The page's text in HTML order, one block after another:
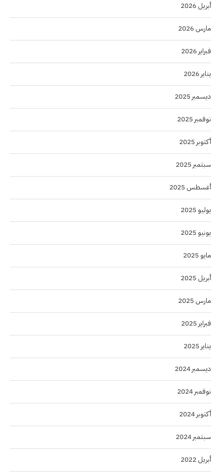
أبريل 2026
مارس 2026
فبراير 2026
يناير 2026
ديسمبر 2025
نوفمبر 2025
أكتوبر 2025
سبتمبر 2025
أغسطس 2025
يوليو 2025
يونيو 2025
مايو 2025
أبريل 2025
مارس 2025
فبراير 2025
يناير 2025
ديسمبر 2024
نوفمبر 2024
أكتوبر 2024
سبتمبر 2024
أبريل 2022